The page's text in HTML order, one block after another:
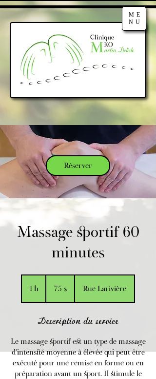
ME
NU
Réserver
Massage sportif 60
minutes
1 h 75 $ Rue Larivière
Description du service
Le massage sportif est un type de massage
d'intensité moyenne à élevée qui peut être
exécuté pour une remise en forme ou en
préparation avant un sport. Il stimule le